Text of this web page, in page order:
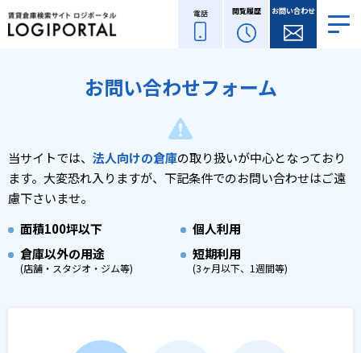
電話 閲覧履歴 お問い合わせ
お問い合わせフォーム
当サイトでは、 法人向けの倉庫の取り扱いが中心となっており
ます。 大変恐れ入りますが、下記条件でのお問い合わせはご遠
慮下さいませ。
面積100坪以下
個人利用
倉庫以外の用途
(店舗・スタジオ・ジム等)
短期利用
(3ヶ月以下、1週間等)